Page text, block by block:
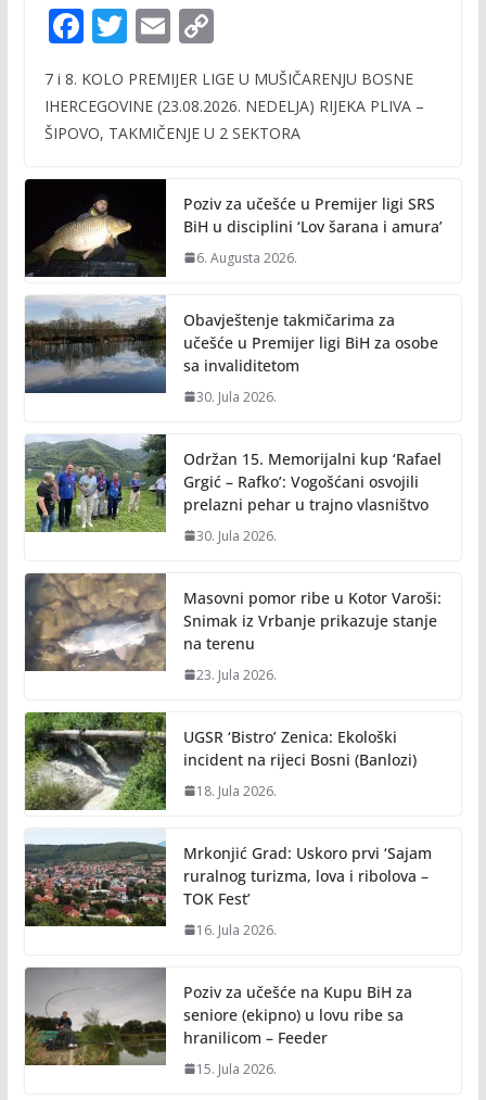
F
e
b
o
k
T
itt
er
E
ai
l
C
p
y
n
k
7 i 8. KOLO PREMIJER LIGE U MUŠIČARENJU BOSNE
IHERCEGOVINE (23.08.2026. NEDELJA) RIJEKA PLIVA –
ŠIPOVO, TAKMIČENJE U 2 SEKTORA
Poziv za učešće u Premijer ligi SRS
BiH u disciplini ‘Lov šarana i amura’
6. Augusta 2026.
Obavještenje takmičarima za
učešće u Premijer ligi BiH za osobe
sa invaliditetom
30. Jula 2026.
Održan 15. Memorijalni kup ‘Rafael
Grgić – Rafko’: Vogošćani osvojili
prelazni pehar u trajno vlasništvo
30. Jula 2026.
Masovni pomor ribe u Kotor Varoši:
Snimak iz Vrbanje prikazuje stanje
na terenu
23. Jula 2026.
UGSR ‘Bistro’ Zenica: Ekološki
incident na rijeci Bosni (Banlozi)
18. Jula 2026.
Mrkonjić Grad: Uskoro prvi ‘Sajam
ruralnog turizma, lova i ribolova –
TOK Fest’
16. Jula 2026.
Poziv za učešće na Kupu BiH za
seniore (ekipno) u lovu ribe sa
hranilicom – Feeder
15. Jula 2026.